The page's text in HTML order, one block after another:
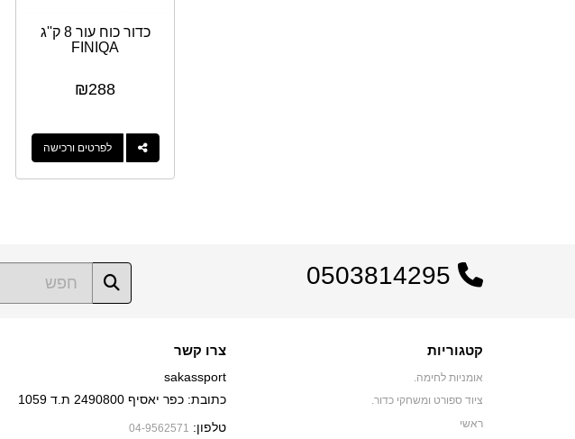
כדור כוח עור 8 ק''ג
FINIQA
₪288
לפרטים ורכישה
קטגוריות
אומניות לחימה.
ציוד ספורט ומשחקי כדור.
ראשי
צרו קשר
sakassport
כתובת: כפר יאסיף 2490800 ת.ד 1059
טלפון: 04-9562571